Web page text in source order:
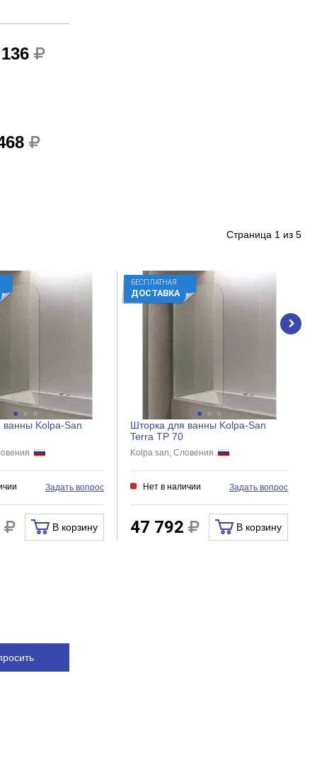
Страница 1 из 5
ванны Kolpa-San
Задать вопрос
В корзину
БЕСПЛАТНАЯ
ДОСТАВКА
Шторка для ванны Kolpa-San
Terra TP 70
Kolpa san, Словения
Нет в наличии Задать вопрос
47 792 В корзину